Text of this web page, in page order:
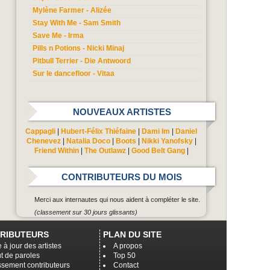
Mylène Farmer - Alizée
Stay With Me - Sam Smith
Save Me - Irma
Pills n Potions - Nicki Minaj
Pitbull Terrier - Die Antwoord
Sur le dancefloor - Vitaa
NOUVEAUX ARTISTES
Cappagli Hubert-Félix Thiéfaine Dami Im
Daniel
Chenevez| Natalia Doco| Boots Nikki Yanofsky|
Friend Within| The Outlawz| Good Belt Gang|
CONTRIBUTEURS DU MOIS
Merci aux internautes qui nous aident à compléter le site.
(classement sur 30 jours glissants)
PLAN DU SITE
A propos
Top 50
Contact
à jour des artistes
de paroles
contributeurs